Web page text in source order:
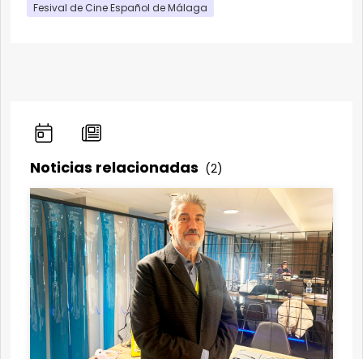
Fesival de Cine Español de Málaga
Noticias relacionadas (2)